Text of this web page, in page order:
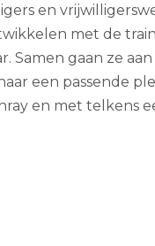
en
met de
Samen gaan ze
een passende
en met